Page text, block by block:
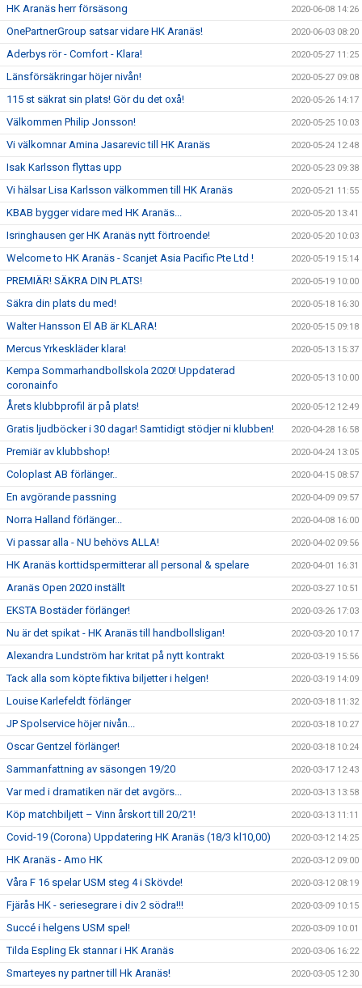
HK Aranäs herr försäsong 2020-06-08 14:26
OnePartnerGroup satsar vidare HK Aranäs! 2020-06-03 08:20
Aderbys rör - Comfort - Klara! 2020-05-27 11:25
Länsförsäkringar höjer nivån! 2020-05-27 09:08
115 st säkrat sin plats! Gör du det oxå! 2020-05-26 14:17
Välkommen Philip Jonsson! 2020-05-25 10:03
Vi välkomnar Amina Jasarevic till HK Aranäs 2020-05-24 12:48
Isak Karlsson flyttas upp 2020-05-23 09:38
Vi hälsar Lisa Karlsson välkommen till HK Aranäs 2020-05-21 11:55
KBAB bygger vidare med HK Aranäs... 2020-05-20 13:41
Isringhausen ger HK Aranäs nytt förtroende! 2020-05-20 10:03
Welcome to HK Aranäs - Scanjet Asia Pacific Pte Ltd ! 2020-05-19 15:14
PREMIÄR! SÄKRA DIN PLATS! 2020-05-19 10:00
Säkra din plats du med! 2020-05-18 16:30
Walter Hansson El AB är KLARA! 2020-05-15 09:18
Mercus Yrkeskläder klara! 2020-05-13 15:37
Kempa Sommarhandbollskola 2020! Uppdaterad
coronainfo
2020-05-13 10:00
Årets klubbprofil är på plats! 2020-05-12 12:49
Gratis ljudböcker i 30 dagar! Samtidigt stödjer ni klubben! 2020-04-28 16:58
Premiär av klubbshop! 2020-04-24 13:05
Coloplast AB förlänger.. 2020-04-15 08:57
En avgörande passning 2020-04-09 09:57
Norra Halland förlänger... 2020-04-08 16:00
Vi passar alla - NU behövs ALLA! 2020-04-02 09:56
HK Aranäs korttidspermitterar all personal & spelare 2020-04-01 16:31
Aranäs Open 2020 inställt 2020-03-27 10:51
EKSTA Bostäder förlänger! 2020-03-26 17:03
Nu är det spikat - HK Aranäs till handbollsligan! 2020-03-20 10:17
Alexandra Lundström har kritat på nytt kontrakt 2020-03-19 15:56
Tack alla som köpte fiktiva biljetter i helgen! 2020-03-19 14:09
Louise Karlefeldt förlänger 2020-03-18 11:32
JP Spolservice höjer nivån... 2020-03-18 10:27
Oscar Gentzel förlänger! 2020-03-18 10:24
Sammanfattning av säsongen 19/20 2020-03-17 12:43
Var med i dramatiken när det avgörs... 2020-03-13 13:58
Köp matchbiljett – Vinn årskort till 20/21! 2020-03-13 11:11
Covid-19 (Corona) Uppdatering HK Aranäs (18/3 kl10,00) 2020-03-12 14:25
HK Aranäs - Amo HK 2020-03-12 09:00
Våra F 16 spelar USM steg 4 i Skövde! 2020-03-12 08:19
Fjärås HK - seriesegrare i div 2 södra!!! 2020-03-09 10:15
Succé i helgens USM spel! 2020-03-09 10:01
Tilda Espling Ek stannar i HK Aranäs 2020-03-06 16:22
Smarteyes ny partner till Hk Aranäs! 2020-03-05 12:30